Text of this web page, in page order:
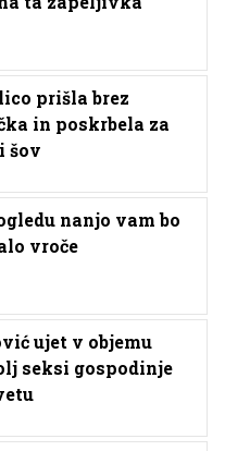
prišla brez
in poskrbela za
šov
nanjo vam bo
vroče
ujet v objemu
seksi gospodinje